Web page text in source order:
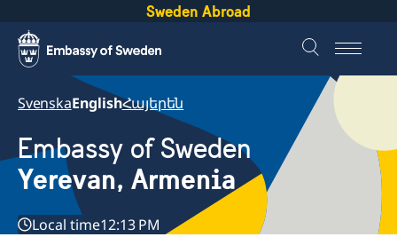
Sweden Abroad
SvenskaEnglishՀայերեն
Embassy of Sweden
Yerevan, Armenia
Local time12:13 PM